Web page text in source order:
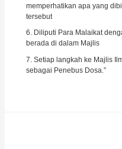
memperhatikan apa yang
tersebut
6. Diliputi Para Malaikat
berada di dalam Majlis
7. Setiap langkah ke Majlis
sebagai Penebus Dosa.”